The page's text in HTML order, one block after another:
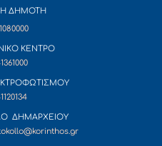
ΔΗΜΟΤΗ
ΚΕΝΤΡΟ
ΔΗΜΑΡΧΕΙΟΥ